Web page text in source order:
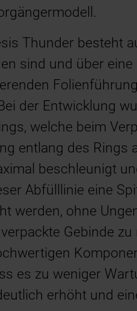
Thunder besteht
sind und über
der Entwicklung
welche beim
entlang des Rings
beschleunigt
Abfülllinie eine
werden, ohne
Gebinde zu
es zu weniger
erhöht und